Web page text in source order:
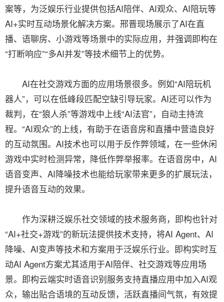
案等，为泛娱乐行业提供包括AI陪伴、AI观众、AI陪玩等
AI+实时互动场景化解决方案。邢晋现场展示了AI在直
播、语聊房、小游戏等场景中的实际应用，并强调即构在
“打断响应”“多AI并发”等技术细节上的优势。
AI在社交游戏方面的应用场景很多。例如“AI陪玩机
器人”，可以在低峰段匹配空缺引导玩家。AI还可以作为
裁判，在“狼人杀”等游戏中上线“AI法官”，自动主持流
程。“AI观众”的上线，有助于在语音房和直播中营造良好
的互动氛围。AI技术也可以用于反作弊领域，在一些休闲
游戏中实时检测异常，降低作弊举报率。在语音房中，AI
语音变声、AI降噪技术也能给玩家带来更多的扩展玩法，
提升语音互动的效果。
作为深耕泛娱乐社交领域的技术服务商，即构也针对
“AI+社交+游戏”的新玩法提供技术支持，将AI Agent、AI
降噪、AI变声等技术和方案用于泛娱乐行业。即构实时互
动AI Agent方案尤其适用于AI陪伴、社交游戏等应用场
景。即构云端实时语音识别服务支持直播应用中加入AI观
众，输出贴合语境的互动反馈，活跃直播间气氛，有效提